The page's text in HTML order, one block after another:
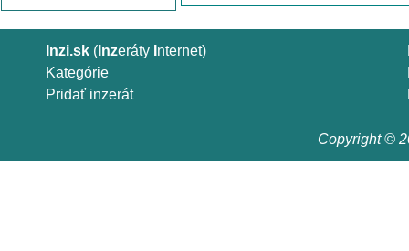
Inzi.sk ( Inzeráty nternet)
Kategórie
Pridať inzerát
Copyright ©